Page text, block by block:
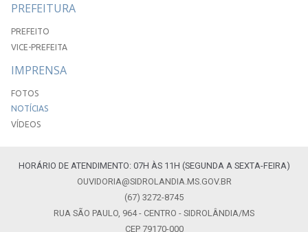
PREFEITURA
PREFEITO
VICE-PREFEITA
IMPRENSA
FOTOS
NOTÍCIAS
VÍDEOS
HORÁRIO DE ATENDIMENTO: 07H ÀS 11H (SEGUNDA A SEXTA-FEIRA)
OUVIDORIA@SIDROLANDIA.MS.GOV.BR
(67) 3272-8745
RUA SÃO PAULO, 964 - CENTRO - SIDROLÂNDIA/MS
CEP 79170-000